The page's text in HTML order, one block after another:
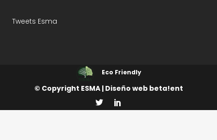
Tweets Esma
Eco Friendly
© Copyright ESMA| Diseño webbeta!ent